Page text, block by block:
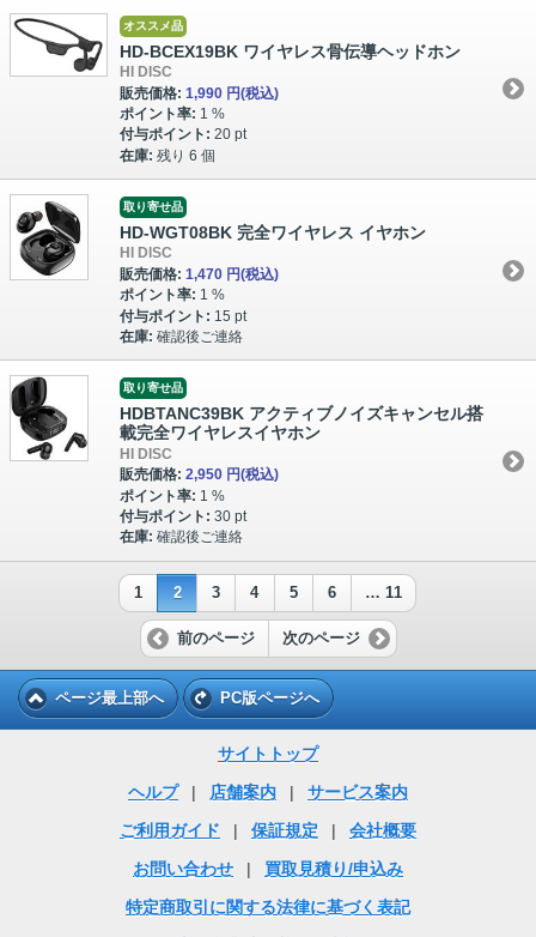
オススメ品
HD-BCEX19BK ワイヤレス骨伝導ヘッドホン
HI DISC
販売価格: 1,990 円(税込)
ポイント率: 1 %
付与ポイント: 20 pt
在庫: 残り 6 個
取り寄せ品
HD-WGT08BK 完全ワイヤレス イヤホン
HI DISC
販売価格: 1,470 円(税込)
ポイント率: 1 %
付与ポイント: 15 pt
在庫: 確認後ご連絡
取り寄せ品
HDBTANC39BK アクティブノイズキャンセル搭
載完全ワイヤレスイヤホン
HI DISC
販売価格: 2,950 円(税込)
ポイント率: 1 %
付与ポイント: 30 pt
在庫: 確認後ご連絡
1 2 3 4 5 6 … 11
前のページ 次のページ
ページ最上部へ PC版ページへ
サイトトップ
ヘルプ
| 店舗案内 |
サービス案内
ご利用ガイド
| 保証規定 |
会社概要
お問い合わせ
|
買取見積り/申込み
特定商取引に関する法律に基づく表記